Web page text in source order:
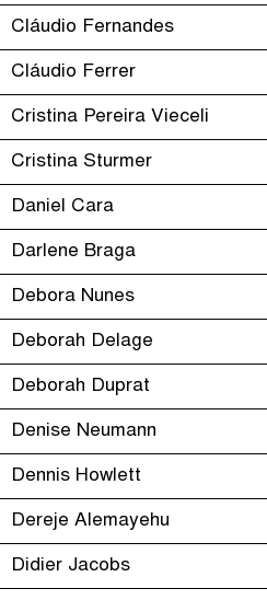
Cláudio Fernandes
Cláudio Ferrer
Cristina Pereira Vieceli
Cristina Sturmer
Daniel Cara
Darlene Braga
Debora Nunes
Deborah Delage
Deborah Duprat
Denise Neumann
Dennis Howlett
Dereje Alemayehu
Didier Jacobs